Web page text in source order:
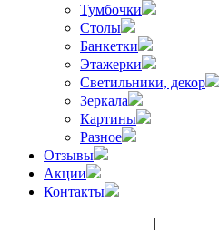
Тумбочки
Столы
Банкетки
Этажерки
Светильники, декор
Зеркала
Картины
Разное
Отзывы
Акции
Контакты
|